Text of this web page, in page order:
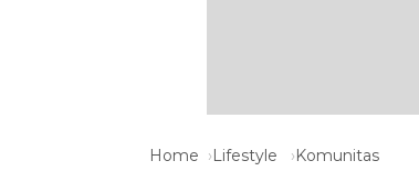
Home Lifestyle Komunitas